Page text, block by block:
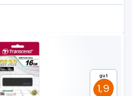
Gut
1,9